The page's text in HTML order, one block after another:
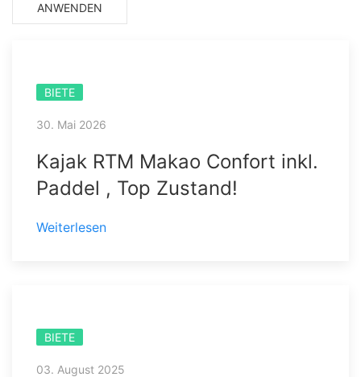
BIETE
30. Mai 2026
Kajak RTM Makao Confort inkl.
Paddel , Top Zustand!
Weiterlesen
BIETE
03. August 2025